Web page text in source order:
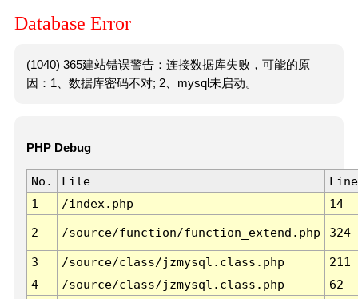
Database Error
(1040) 365建站错误警告：连接数据库失败，可能的原
因：1、数据库密码不对; 2、mysql未启动。
PHP Debug
No. File
Line
1
/index.php 14
2 /source/function/function_extend.php 324
3 /source/class/jzmysql.class.php
211
4
/source/class/jzmysql.class.php
62